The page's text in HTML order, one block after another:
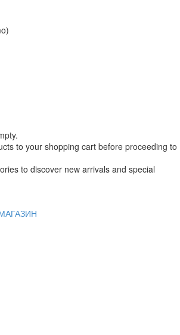
to your shopping cart before proceeding to
to discover new arrivals and special